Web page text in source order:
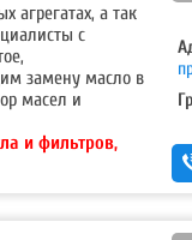
агрегатах, а так
с
замену масло в
масел и
и фильтров,